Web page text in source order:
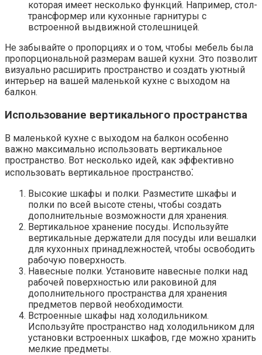
которая имеет несколько функций.​ Например, стол-
трансформер или кухонные гарнитуры с
встроенной выдвижной столешницей.​
Не забывайте о пропорциях и о том, чтобы мебель была
пропорциональной размерам вашей кухни.​ Это позволит
визуально расширить пространство и создать уютный
интерьер на вашей маленькой кухне с выходом на
балкон.​
Использование вертикального пространства
В маленькой кухне с выходом на балкон особенно
важно максимально использовать вертикальное
пространство.​ Вот несколько идей, как эффективно
использовать вертикальное пространство⁚
Высокие шкафы и полки. Разместите шкафы и
полки по всей высоте стены, чтобы создать
дополнительные возможности для хранения.​
Вертикальное хранение посуды.​ Используйте
вертикальные держатели для посуды или вешалки
для кухонных принадлежностей, чтобы освободить
рабочую поверхность.​
Навесные полки. Установите навесные полки над
рабочей поверхностью или раковиной для
дополнительного пространства для хранения
предметов первой необходимости.
Встроенные шкафы над холодильником.​
Используйте пространство над холодильником для
установки встроенных шкафов, где можно хранить
мелкие предметы.​